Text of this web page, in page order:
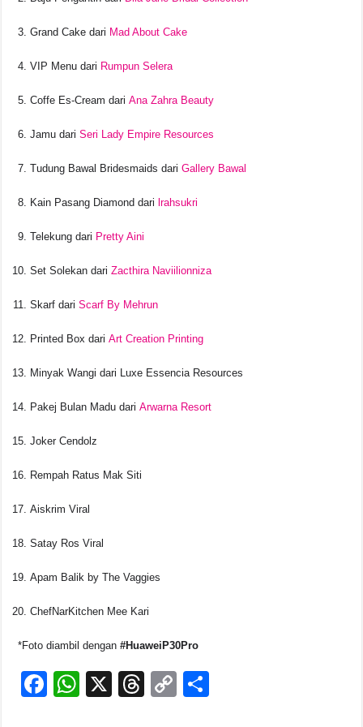
Grand Cake dari Mad About Cake
VIP Menu dari Rumpun Selera
Coffe Es-Cream dariAna Zahra Beauty
Jamu dariSeri Lady Empire Resources
Tudung Bawal Bridesmaids dariGallery Bawal
Kain Pasang Diamond dari lrahsukri
Telekung dari Pretty Aini
Set Solekan dariZacthira Naviilionniza
Skarf dariScarf By Mehrun
Printed Box dariArt Creation Printing
Minyak Wangi dari Luxe Essencia Resources
Pakej Bulan Madu dariArwarna Resort
Joker Cendolz
Rempah Ratus Mak Siti
Aiskrim Viral
Satay Ros Viral
Apam Balik by The Vaggies
ChefNarKitchen Mee Kari
*Foto diambil dengan#HuaweiP30Pro
F
W
X
T
C